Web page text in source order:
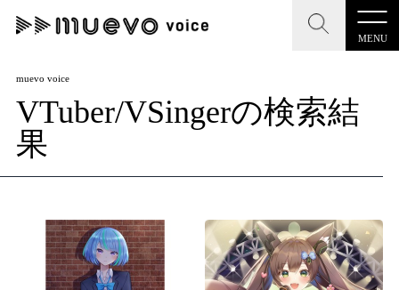
MENU
CLOSE
記事を検索する
人気ワード
#男性SSW #ポップス #女性SSW #ロック
CLOSE
muevo media
"読者の声を形にする”音楽特化メディア
MENU
記事一覧
muevo voice
VTuber/VSingerの検索結
果